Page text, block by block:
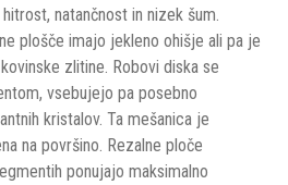
natančnost in nizek šum.
plošče imajo jekleno ohišje ali pa je
zlitine. Robovi diska se
vsebujejo pa posebno
kristalov. Ta mešanica je
na površino. Rezalne ploče
ponujajo maksimalno